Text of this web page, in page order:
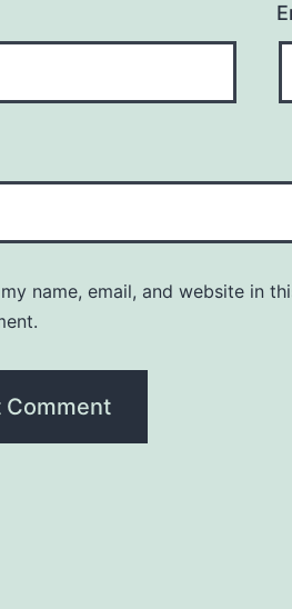
name, email, and website in